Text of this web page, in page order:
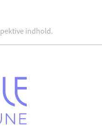
indhold.